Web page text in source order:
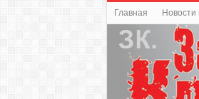
Главная Новости